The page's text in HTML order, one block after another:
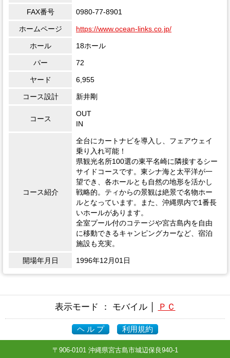
FAX番号 0980-77-8901
ホームページ https://www.ocean-links.co.jp/
ホール 18ホール
パー 72
ヤード 6,955
コース設計 新井剛
コース
OUT
IN
コース紹介
全台にカートナビを導入し、フェアウェイ
乗り入れ可能！
県観光名所100選の東平名崎に隣接するシー
サイドコースです。東シナ海と太平洋が一
望でき、各ホールとも自然の地形を活かし
戦略的。ティからの景観は絶景で名物ホー
ルとなっています。また、沖縄県内で1番長
いホールがあります。
全室プール付のコテージや宮古島内を自由
に移動できるキャンピングカーなど、宿泊
施設も充実。
開場年月日 1996年12月01日
表示モード ： モバイル │ ＰＣ
ヘ ル プ 利用規約
〒906-0101 沖縄県宮古島市城辺保良940-1